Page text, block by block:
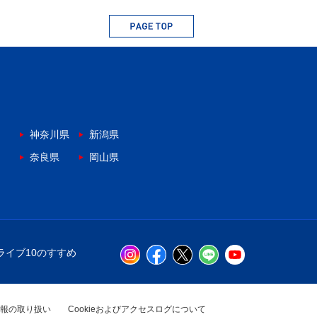
神奈川県
新潟県
奈良県
岡山県
イブ10のすすめ
の取り扱い Cookieおよびアクセスログについて